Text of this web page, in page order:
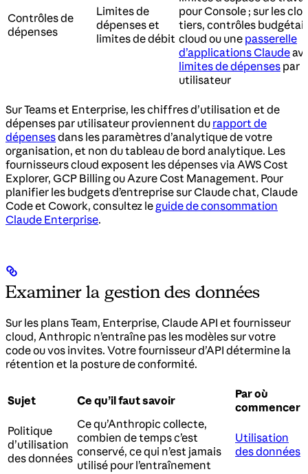
Contrôles de
dépenses
Limites de
dépenses et
limites de débit
pour Console ; sur les
tiers, contrôles
cloud ou une passerelle
d’applications Claude
limites de dépenses par
utilisateur
Sur Teams et Enterprise, les chiffres d’utilisation et de
dépenses par utilisateur proviennent du rapport de
dépensesdans les paramètres d’analytique de votre
organisation, et non du tableau de bord analytique. Les
fournisseurs cloud exposent les dépenses via AWS Cost
Explorer, GCP Billing ou Azure Cost Management. Pour
planifier les budgets d’entreprise sur Claude chat, Claude
Code et Cowork, consultez le guide de consommation
Claude Enterprise.
Examiner la gestion des données
Sur les plans Team, Enterprise, Claude API et fournisseur
cloud, Anthropic n’entraîne pas les modèles sur votre
code ou vos invites. Votre fournisseur d’API détermine la
rétention et la posture de conformité.
Sujet Ce qu’il faut savoir
Par où
commencer
Politique
d’utilisation
des données
Ce qu’Anthropic collecte,
combien de temps c’est
conservé, ce qui n’est jamais
utilisé pour l’entraînement
Utilisation
des données